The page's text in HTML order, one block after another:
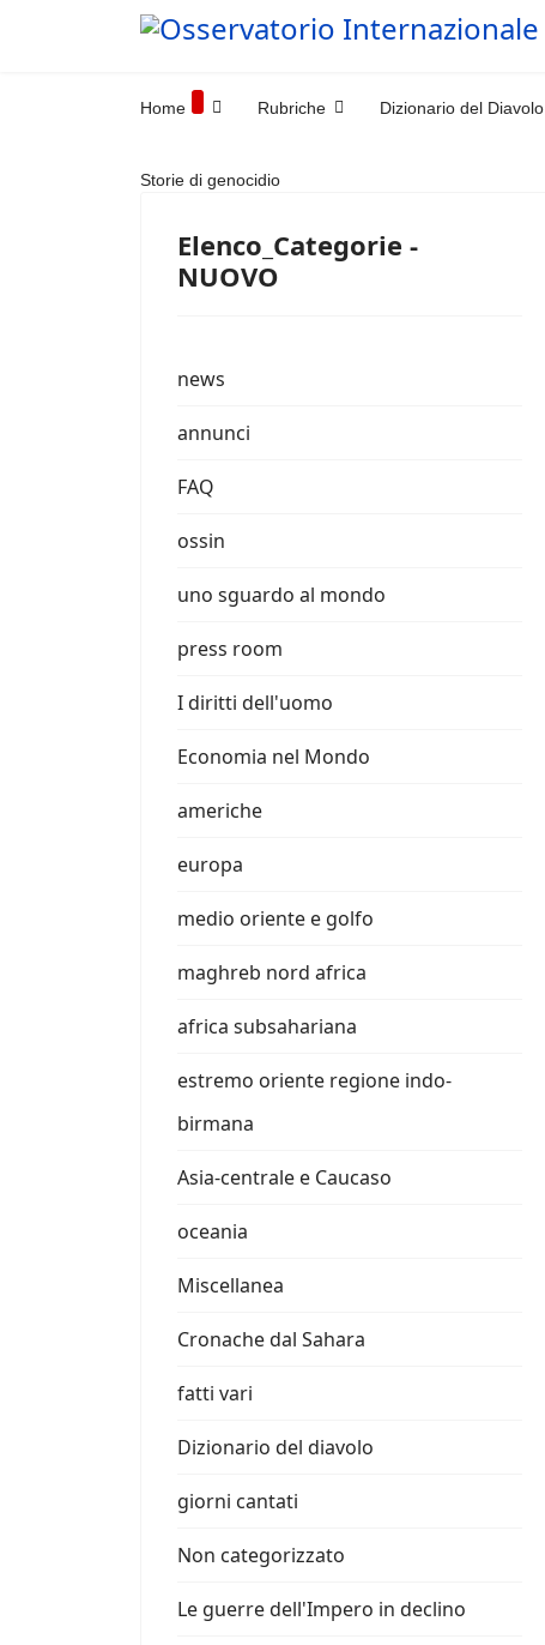
Home Rubriche Dizionario del Diavolo
Storie di genocidio
Elenco_Categorie -
NUOVO
news
annunci
FAQ
ossin
uno sguardo al mondo
press room
I diritti dell'uomo
Economia nel Mondo
americhe
europa
medio oriente e golfo
maghreb nord africa
africa subsahariana
estremo oriente regione indo-
birmana
Asia-centrale e Caucaso
oceania
Miscellanea
Cronache dal Sahara
fatti vari
Dizionario del diavolo
giorni cantati
Non categorizzato
Le guerre dell'Impero in declino